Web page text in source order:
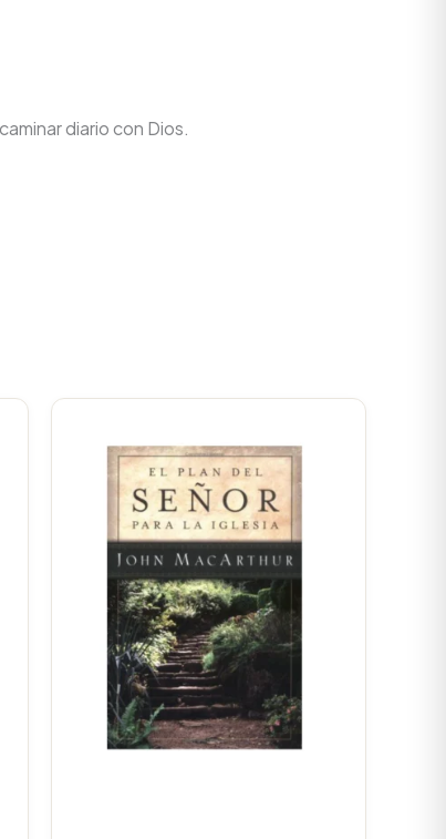
diario con Dios.
was:
$66.700.
is:
$63.365.